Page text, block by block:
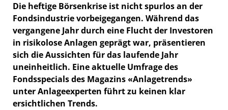
Die heftige Börsenkrise ist nicht spurlos an der
Fondsindustrie vorbeigegangen. Während das
vergangene Jahr durch eine Flucht der Investoren
in risikolose Anlagen geprägt war, präsentieren
sich die Aussichten für das laufende Jahr
uneinheitlich. Eine aktuelle Umfrage des
Fondsspecials des Magazins «Anlagetrends»
unter Anlageexperten führt zu keinen klar
ersichtlichen Trends.